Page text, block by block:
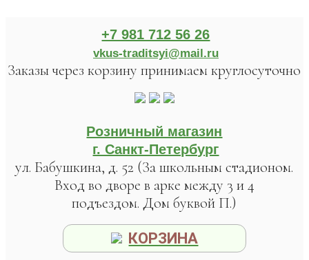
+7 981 712 56 26
vkus-traditsyi@mail.ru
Заказы через корзину принимаем круглосуточно
Розничный магазин
г. Санкт-Петербург
ул. Бабушкина, д. 52 (За школьным стадионом.
Вход во дворе в арке между 3 и 4
подъездом. Дом буквой П.)
КОРЗИНА